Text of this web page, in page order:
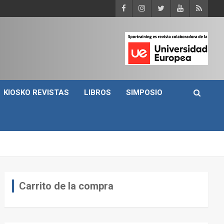
KIOSKO REVISTAS LIBROS SIMPOSIO
Carrito de la compra